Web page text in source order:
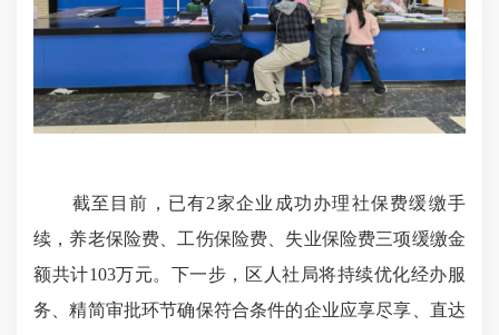
截至目前，已有2家企业成功办理社保费缓缴手
续，养老保险费、工伤保险费、失业保险费三项缓缴金
额共计103万元。下一步，区人社局将持续优化经办服
务、精简审批环节确保符合条件的企业应享尽享、直达